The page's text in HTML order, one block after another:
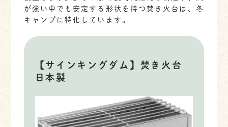
が強い中でも安定する形状を持つ焚き火台は、冬
キャンプに特化しています。
【サインキングダム】焚き火台
日本製